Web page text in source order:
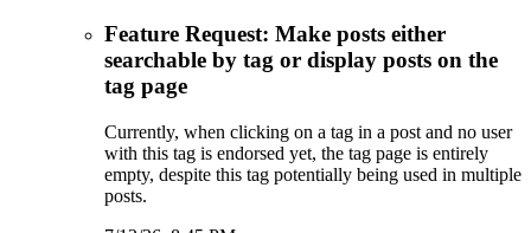
Feature Request: Make posts either
searchable by tag or display posts on the
tag page
Currently, when clicking on a tag in a post and no user
with this tag is endorsed yet, the tag page is entirely
empty, despite this tag potentially being used in multiple
posts.